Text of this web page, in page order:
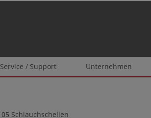
Service / Support Unternehmen
05 Schlauchschellen